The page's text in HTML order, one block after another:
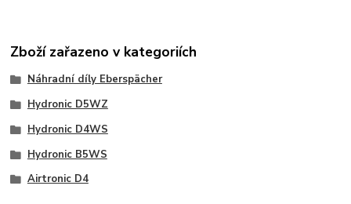
Zboží zařazeno v kategoriích
Náhradní díly Eberspächer
Hydronic D5WZ
Hydronic D4WS
Hydronic B5WS
Airtronic D4